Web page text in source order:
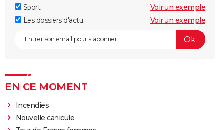
Sport
Voir un exemple
Les dossiers d'actu
Voir un exemple
EN CE MOMENT
Incendies
Nouvelle canicule